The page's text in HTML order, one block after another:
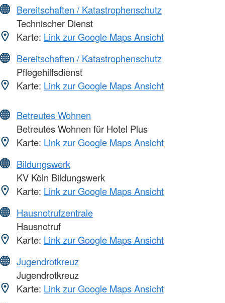
Bereitschaften / Katastrophenschutz
Technischer Dienst
Karte: Link zur Google Maps Ansicht
Bereitschaften / Katastrophenschutz
Pflegehilfsdienst
Karte: Link zur Google Maps Ansicht
Betreutes Wohnen
Betreutes Wohnen für Hotel Plus
Karte: Link zur Google Maps Ansicht
Bildungswerk
KV Köln Bildungswerk
Karte: Link zur Google Maps Ansicht
Hausnotrufzentrale
Hausnotruf
Karte: Link zur Google Maps Ansicht
Jugendrotkreuz
Jugendrotkreuz
Karte: Link zur Google Maps Ansicht